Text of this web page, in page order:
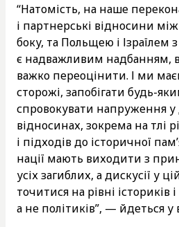
“Натомість, на наше
і партнерські відносини
боку, та Польщею і Ізраїлем
є надважливим надбанням,
важко переоцінити. І ми
сторожі, запобігати будь-
спровокувати напруження у
відносинах, зокрема на тлі
і підходів до історичної
нації мають виходити з
усіх загиблих, а дискусії у
точитися на рівні істориків
а не політиків”, — йдеться у